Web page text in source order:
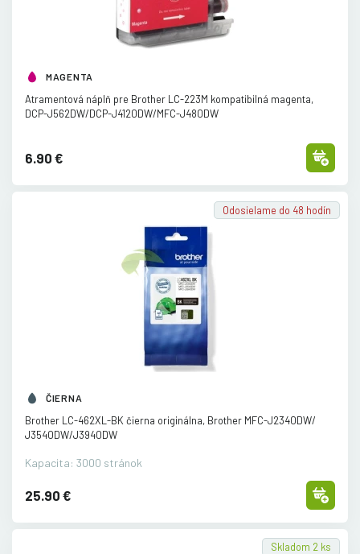
MAGENTA
Atramentová náplň pre Brother LC-223M kompatibilná magenta,
DCP-J562DW/DCP-J4120DW/MFC-J480DW
6.90 €
ČIERNA
Odosielame do 48 hodín
Brother LC-462XL-BK čierna originálna, Brother MFC-J2340DW/
J3540DW/J3940DW
Kapacita: 3000 stránok
25.90 €
Skladom 2 ks